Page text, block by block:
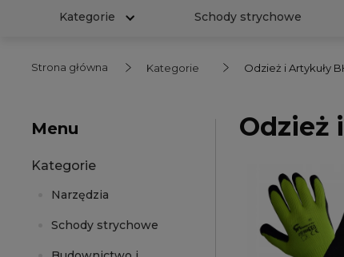
Kategorie Schody strychowe
Strona główna Kategorie Odzież i Artykuły
Menu
Kategorie
Narzędzia
Schody strychowe
Odzież